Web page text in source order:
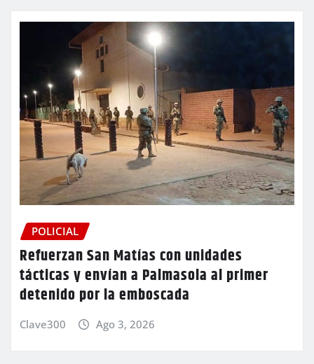
POLICIAL
Refuerzan San Matías con unidades
tácticas y envían a Palmasola al primer
detenido por la emboscada
Clave300 Ago 3, 2026